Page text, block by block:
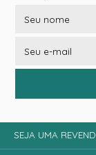
SEJA UMA